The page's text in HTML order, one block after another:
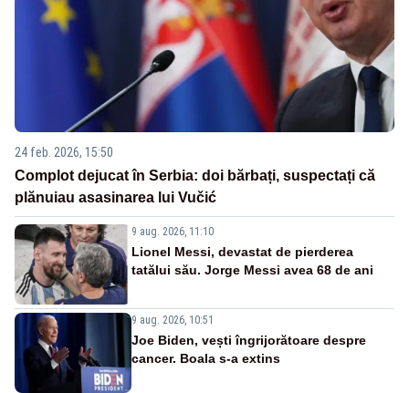
24 feb. 2026, 15:50
Complot dejucat în Serbia: doi bărbați, suspectați că
plănuiau asasinarea lui Vučić
9 aug. 2026, 11:10
Lionel Messi, devastat de pierderea
tatălui său. Jorge Messi avea 68 de ani
9 aug. 2026, 10:51
Joe Biden, vești îngrijorătoare despre
cancer. Boala s-a extins